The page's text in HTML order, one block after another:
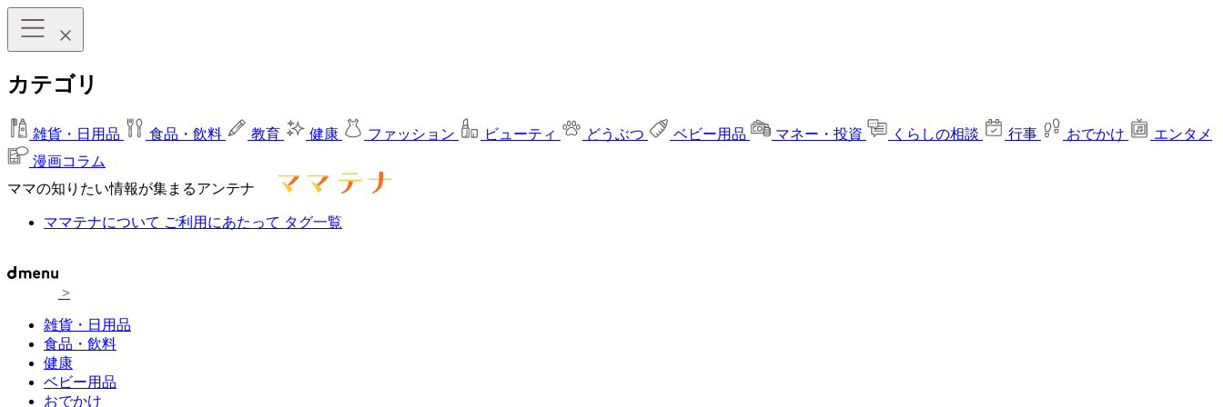
カテゴリ
雑貨・日用品 食品・飲料 教育 健康 ファッション ビューティ どうぶつ ベビー用品 マネー・投資 くらしの相談 行事 おでかけ
エンタメ
漫画コラム
ママの知りたい情報が集まるアンテナ
ママテナについて ご利用にあたって タグ一覧
>
雑貨・日用品
食品・飲料
健康
ベビー用品
おでかけ